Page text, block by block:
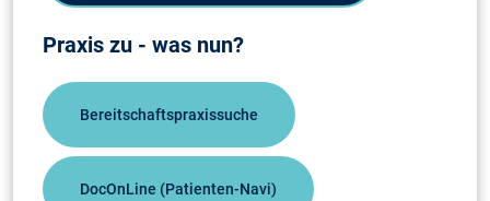
Praxis zu - was nun?
Bereitschaftspraxissuche
DocOnLine (Patienten-Navi)